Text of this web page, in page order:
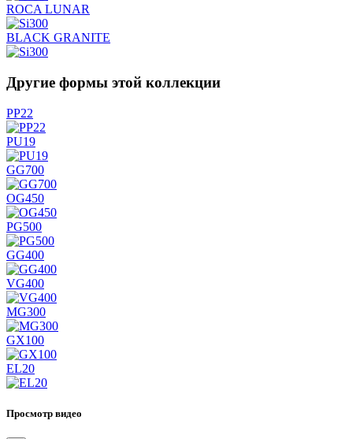
ROCA LUNAR
BLACK GRANITE
Другие формы этой коллекции
PP22
PU19
GG700
OG450
PG500
GG400
VG400
MG300
GX100
EL20
Просмотр видео